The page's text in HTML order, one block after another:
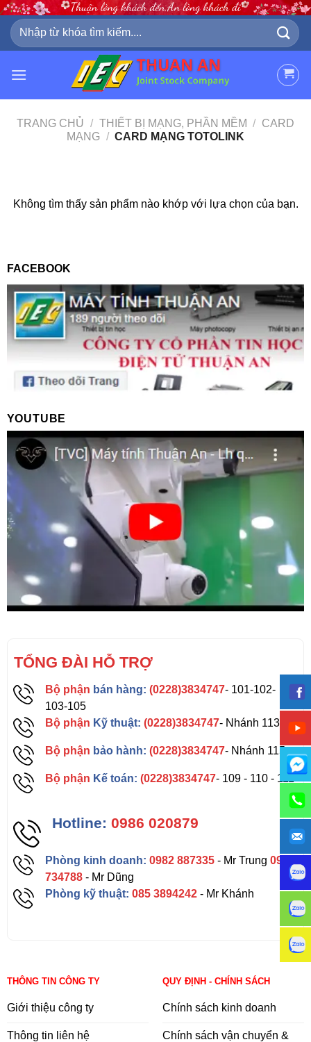
Skip
content
Tìm
kiếm:
TRANG CHỦ / THIẾT BỊ MẠNG, PHẦN MỀM / CARD
MẠNG / CARD MẠNG TOTOLINK
Không tìm thấy sản phẩm nào khớp với lựa chọn của bạn.
FACEBOOK
YOUTUBE
TỔNG ĐÀI HỖ TRỢ
Bộ phận bán hàng: (0228)3834747- 101-102-
103-105
Bộ phận Kỹ thuật: (0228)3834747- Nhánh 113
Bộ phận bảo hành: (0228)3834747- Nhánh 115
Bộ phận Kế toán: (0228)3834747- 109 - 110 - 111
Hotline: 0986 020879
Phòng kinh doanh: 0982 887335 - Mr Trung0962
734788 - Mr Dũng
Phòng kỹ thuật:085 3894242 - Mr Khánh
THÔNG TIN CÔNG TY
Giới thiệu công ty
Thông tin liên hệ
QUY ĐỊNH - CHÍNH SÁCH
Chính sách kinh doanh
Chính sách vận chuyển &